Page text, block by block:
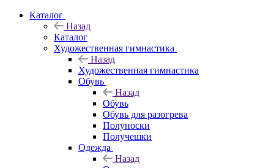
Каталог
Назад
Каталог
Художественная гимнастика
Назад
Художественная гимнастика
Обувь
Назад
Обувь
Обувь для разогрева
Полуноски
Получешки
Одежда
Назад